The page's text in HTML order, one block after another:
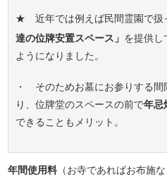
★ 近年では例えば民間霊園で扱
達の位牌安置スペース」 を提供し
ようになりました。
・ そのためお墓にお参りする間
り、位牌堂のスペースの前で年忌
できることもメリット。
年間使用料 （お寺であればお布施